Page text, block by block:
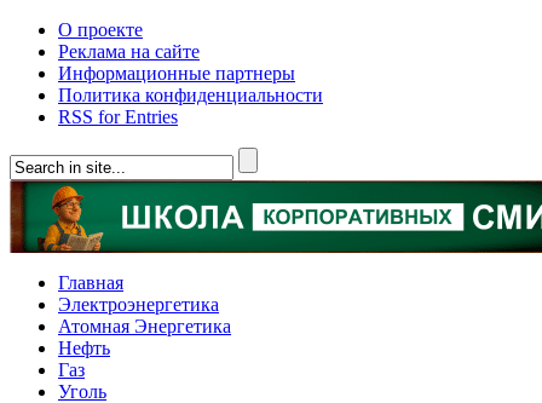
О проекте
Реклама на сайте
Информационные партнеры
Политика конфиденциальности
RSS for Entries
Главная
Электроэнергетика
Атомная Энергетика
Нефть
Газ
Уголь